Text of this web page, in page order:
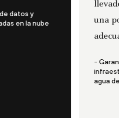
llevado a la agencia a
una posición mucho
- Garantizar la seguridad de
infraestructura de
agua de Estados Unidos